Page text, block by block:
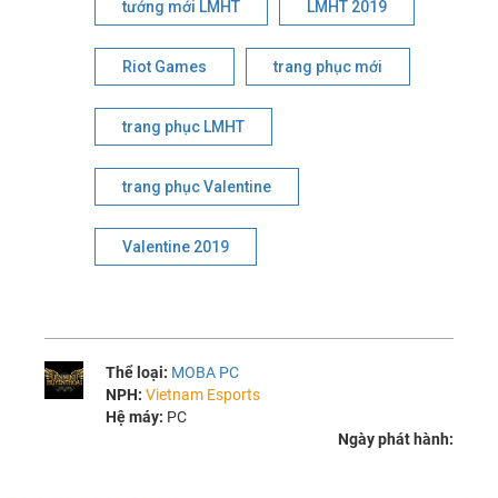
tướng mới LMHT LMHT 2019
Riot Games trang phục mới
trang phục LMHT
trang phục Valentine
Valentine 2019
Thể loại: MOBA PC
NPH:Vietnam Esports
Hệ máy: PC
Ngày phát hành: